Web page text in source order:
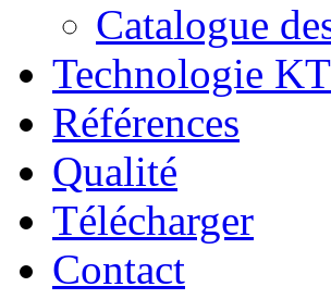
Catalogue
Technologie
Références
Qualité
Télécharger
Contact